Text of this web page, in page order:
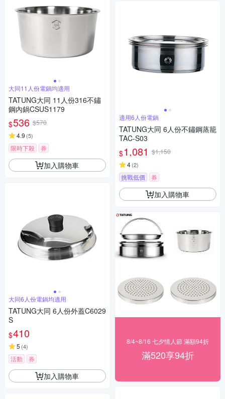
大同11人份電鍋均適用
TATUNG大同 11人份316不鏽
鋼內鍋CSUS1179
$536 $570
4.9 (5)
限時下殺 券
加入購物車
大同6人份電鍋均適用
TATUNG大同 6人份外蓋C6029
S
$410
5 (4)
活動 券
加入購物車
適用6人份電鍋
TATUNG大同 6人份不鏽鋼蒸籠
TAC-S03
$1,081 $1,150
4(2)
挑戰低價 券
加入購物車
8/4~8/16 七夕情人節 滿額94折
滿520享94折